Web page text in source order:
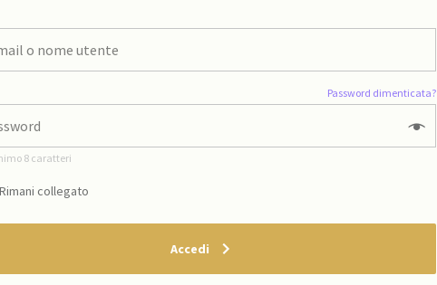
Password dimenticata?
8 caratteri
collegato
Accedi